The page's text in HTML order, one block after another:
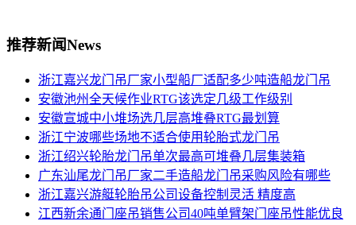
推荐新闻News
浙江嘉兴龙门吊厂家小型船厂适配多少吨造船龙门吊
安徽池州全天候作业RTG该选定几级工作级别
安徽宣城中小堆场选几层高堆叠RTG最划算
浙江宁波哪些场地不适合使用轮胎式龙门吊
浙江绍兴轮胎龙门吊单次最高可堆叠几层集装箱
广东汕尾龙门吊厂家二手造船龙门吊采购风险有哪些
浙江嘉兴游艇轮胎吊公司设备控制灵活 精度高
江西新余通门座吊销售公司40吨单臂架门座吊性能优良